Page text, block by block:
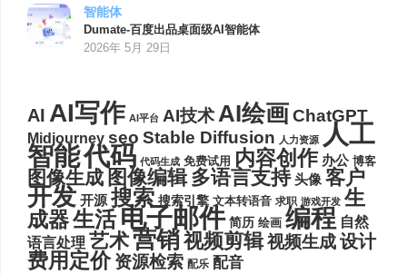
智能体
Dumate-百度出品桌面级AI智能体
2026年 5月 29日
AI AI写作 AI平台 AI技术AI绘画ChatGPT
Midjourney seo Stable Diffusion 人力资源 人工
智能代码 代码生成 免费试用 内容创作 办公 博客
图像生成 图像编辑 多语言支持 头像 客户
开发 开源 搜索 搜索引擎 文本转语音 求职 游戏开发 生
成器生活电子邮件 简历 绘画 编程 自然
语言处理 艺术营销视频剪辑视频生成设计
费用定价 资源检索 配乐 配音